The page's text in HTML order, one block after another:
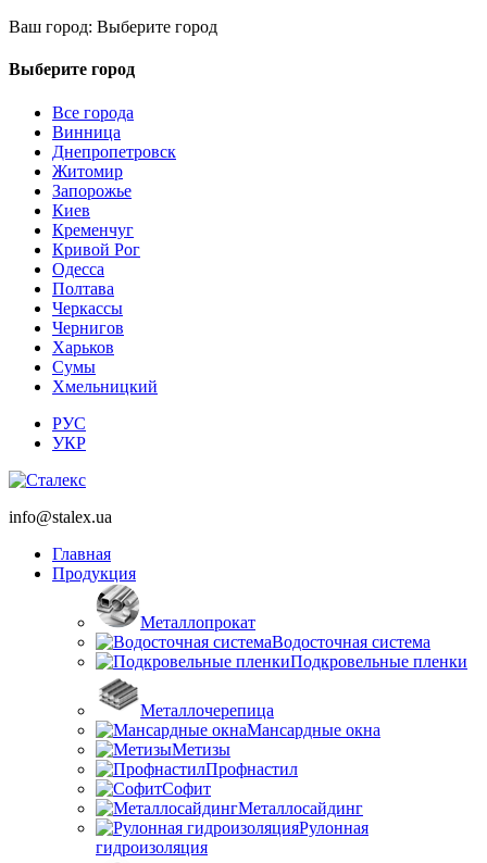
Ваш город: Выберите город
Выберите город
Все города
Винница
Днепропетровск
Житомир
Запорожье
Киев
Кременчуг
Кривой Рог
Одесса
Полтава
Черкассы
Чернигов
Харьков
Сумы
Хмельницкий
РУС
УКР
info@stalex.ua
Главная
Продукция
Металлопрокат
Водосточная система
Подкровельные пленки
Металлочерепица
Мансардные окна
Метизы
Профнастил
Софит
Металлосайдинг
Рулонная
гидроизоляция